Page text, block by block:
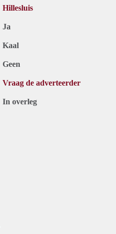
Hillesluis
Ja
Kaal
Geen
Vraag de adverteerder
In overleg